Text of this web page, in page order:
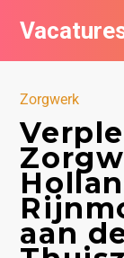
Zorgwerk
aan